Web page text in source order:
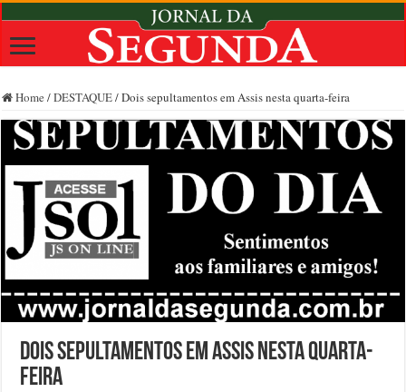
Home /DESTAQUE/Dois sepultamentos em Assis nesta quarta-feira
Dois sepultamentos em Assis nesta quarta-
feira